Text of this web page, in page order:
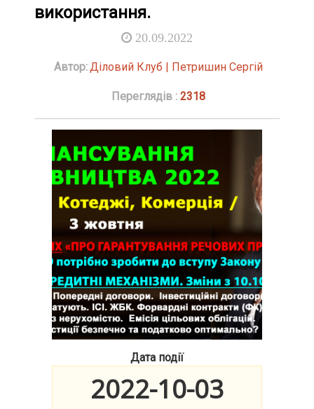
використання.
20.09.2022
Автор:Діловий Клуб | Петришин Сергій
Переглядів :2318
Дата події
2022-10-03